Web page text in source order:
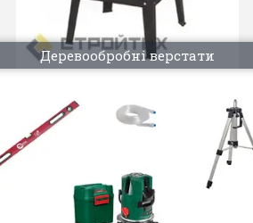
Деревообробні верстати